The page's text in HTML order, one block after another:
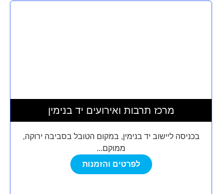
מרכז תרבות ואירועים יד בנימין
בכניסה ליישוב יד בנימין, במקום הטובל בסביבה ירוקה,
ממוקם...
לפרטים והזמנות